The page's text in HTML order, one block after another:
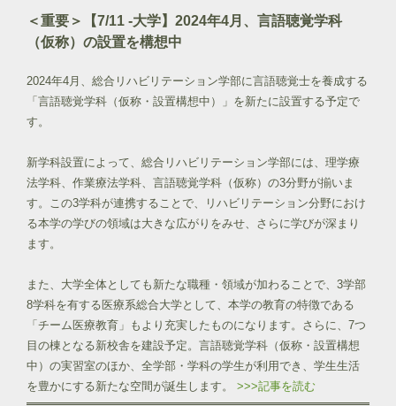
＜重要＞【7/11 -大学】2024年4月、言語聴覚学科
（仮称）の設置を構想中
2024年4月、総合リハビリテーション学部に言語聴覚士を養成する
「言語聴覚学科（仮称・設置構想中）」を新たに設置する予定で
す。
新学科設置によって、総合リハビリテーション学部には、理学療
法学科、作業療法学科、言語聴覚学科（仮称）の3分野が揃いま
す。この3学科が連携することで、リハビリテーション分野におけ
る本学の学びの領域は大きな広がりをみせ、さらに学びが深まり
ます。
また、大学全体としても新たな職種・領域が加わることで、3学部
8学科を有する医療系総合大学として、本学の教育の特徴である
「チーム医療教育」もより充実したものになります。さらに、7つ
目の棟となる新校舎を建設予定。言語聴覚学科（仮称・設置構想
中）の実習室のほか、全学部・学科の学生が利用でき、学生生活
を豊かにする新たな空間が誕生します。 >>>記事を読む